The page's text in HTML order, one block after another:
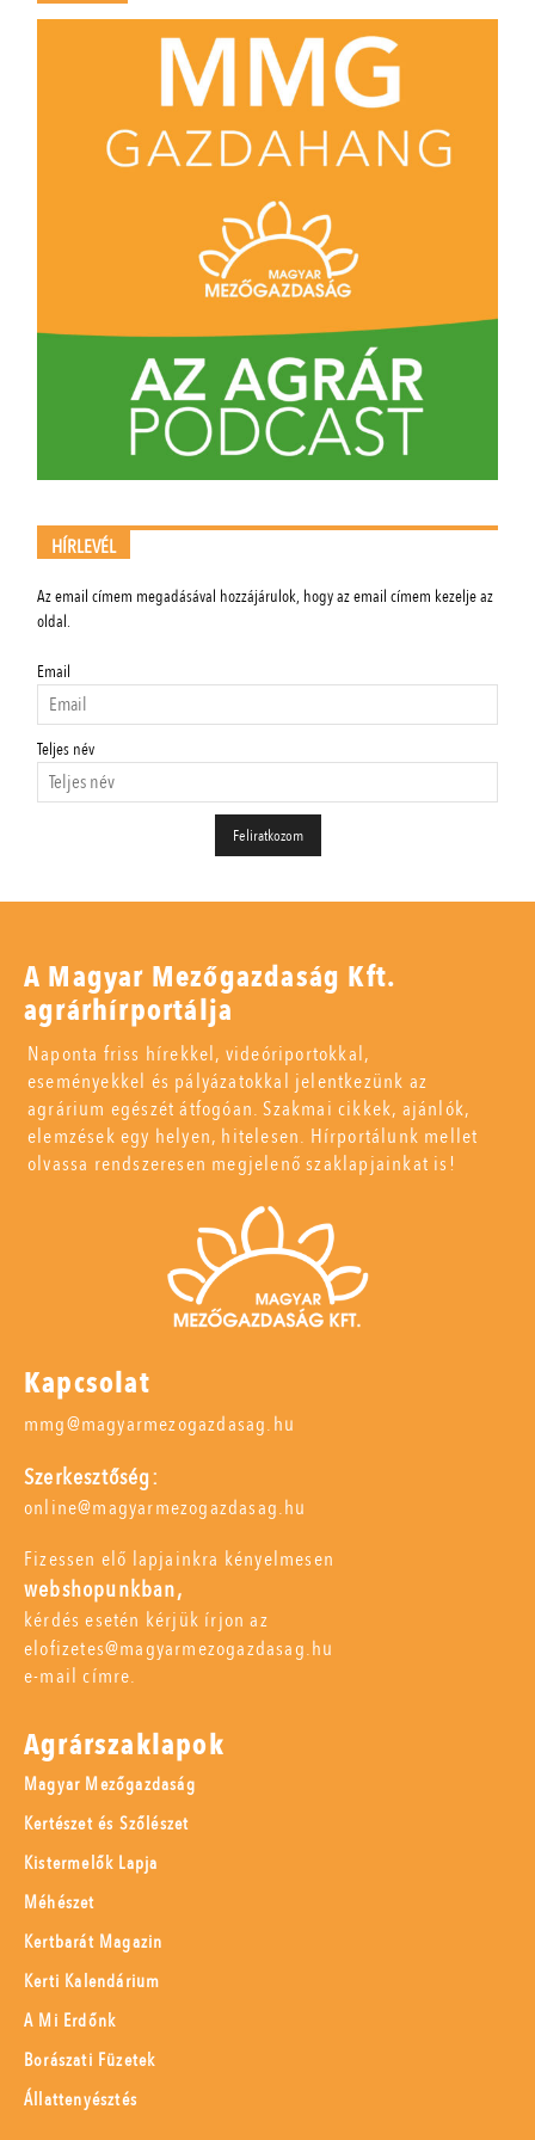
HÍRLEVÉL
Az email címem megadásával hozzájárulok, hogy az email címem kezelje az
oldal.
Email
Teljes név
A Magyar Mezőgazdaság Kft.
agrárhírportálja
Naponta friss hírekkel, videóriportokkal,
eseményekkel és pályázatokkal jelentkezünk az
agrárium egészét átfogóan. Szakmai cikkek, ajánlók,
elemzések egy helyen, hitelesen. Hírportálunk mellet
olvassa rendszeresen megjelenő szaklapjainkat is!
Kapcsolat
mmg@magyarmezogazdasag.hu
Szerkesztőség:
online@magyarmezogazdasag.hu
Fizessen elő lapjainkra kényelmesen
webshopunkban,
kérdés esetén kérjük írjon az
elofizetes@magyarmezogazdasag.hu
e-mail címre.
Agrárszaklapok
Magyar Mezőgazdaság
Kertészet és Szőlészet
Kistermelők Lapja
Méhészet
Kertbarát Magazin
Kerti Kalendárium
A Mi Erdőnk
Borászati Füzetek
Állattenyésztés